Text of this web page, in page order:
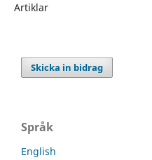
Artiklar
Skicka in bidrag
Språk
English